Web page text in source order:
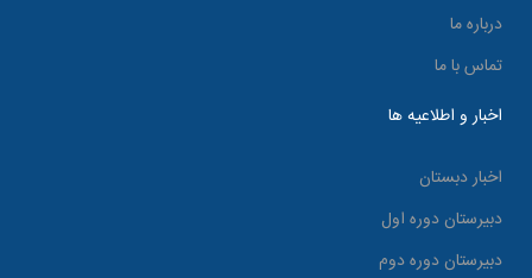
درباره ما
تماس با ما
اخبار و اطلاعیه ها
اخبار دبستان
دبیرستان دوره اول
دبیرستان دوره دوم